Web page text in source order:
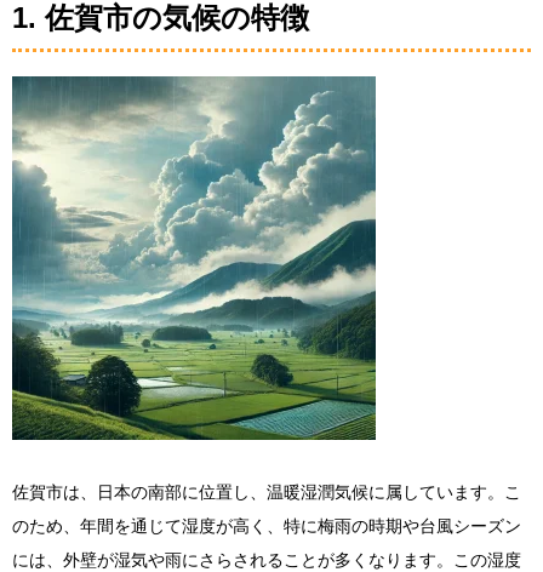
1. 佐賀市の気候の特徴
佐賀市は、日本の南部に位置し、温暖湿潤気候に属しています。こ
のため、年間を通じて湿度が高く、特に梅雨の時期や台風シーズン
には、外壁が湿気や雨にさらされることが多くなります。この湿度